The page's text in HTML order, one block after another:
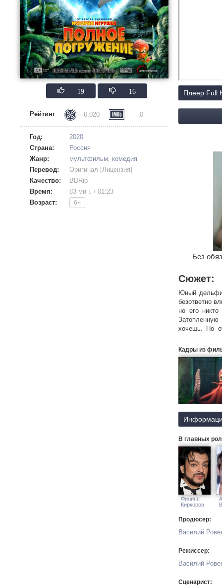
19 16
Рейтинг 6.020 0
Год:
2020
Страна:
Россия
Жанр:
мультфильм, комедия
Перевод:
Оригинал [Лицензия]
Качество:
BDRip
Время:
83 мин. / 01:23
Возраст:
6+
Плеер Full
Без
Сюжет:
Юный
безответно
но его
хочешь. Но
необходимо
Кадры из
В главных
Филипп
Киркоров
Продюсер:
Василий
Режиссер:
Василий
Сценарист: